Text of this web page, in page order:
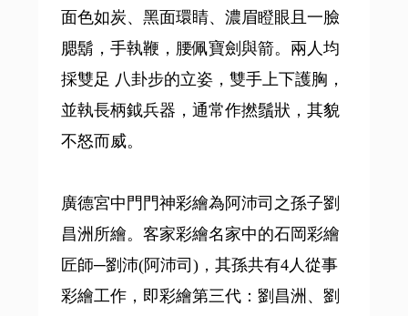
面色如炭、黑面環睛、濃眉瞪眼且一臉
腮鬍，手執鞭，腰佩寶劍與箭。兩人均
採雙足 八卦步的立姿，雙手上下護胸，
並執長柄鉞兵器，通常作撚鬚狀，其貌
不怒而威。
廣德宮中門門神彩繪為阿沛司之孫子劉
昌洲所繪。客家彩繪名家中的石岡彩繪
匠師─劉沛(阿沛司)，其孫共有4人從事
彩繪工作，即彩繪第三代：劉昌洲、劉